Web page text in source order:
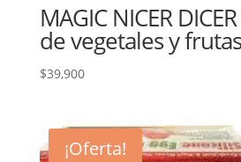
MAGIC NICER
de vegetales y frutas
$39,900
¡Oferta!